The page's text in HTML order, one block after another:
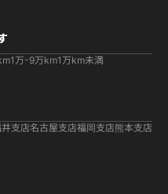
1万-9万km1万km未満
支店名古屋支店福岡支店熊本支店